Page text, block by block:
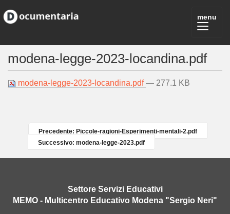
modena-legge-2023-locandina.pdf
modena-legge-2023-locandina.pdf— 277.1 KB
Precedente: Piccole-ragioni-Esperimenti-mentali-2.pdf
Successivo: modena-legge-2023.pdf
Settore Servizi Educativi
MEMO - Multicentro Educativo Modena "Sergio Neri"